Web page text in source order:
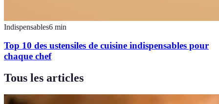
Indispensables6 min
Top 10 des ustensiles de cuisine indispensables pour
chaque chef
Tous les articles